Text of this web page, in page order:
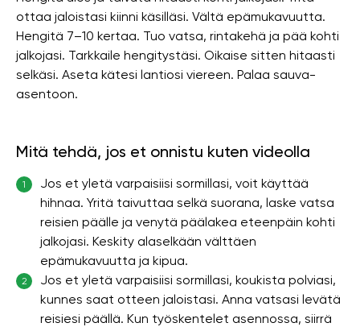
ottaa jaloistasi kiinni käsilläsi. Vältä epämukavuutta.
Hengitä 7–10 kertaa. Tuo vatsa, rintakehä ja pää kohti
jalkojasi. Tarkkaile hengitystäsi. Oikaise sitten hitaasti
selkäsi. Aseta kätesi lantiosi viereen. Palaa sauva-
asentoon.
Mitä tehdä, jos et onnistu kuten videolla
1
Jos et yletä varpaisiisi sormillasi, voit käyttää
hihnaa. Yritä taivuttaa selkä suorana, laske vatsa
reisien päälle ja venytä päälakea eteenpäin kohti
jalkojasi. Keskity alaselkään välttäen
epämukavuutta ja kipua.
2
Jos et yletä varpaisiisi sormillasi, koukista polviasi,
kunnes saat otteen jaloistasi. Anna vatsasi levätä
reisiesi päällä. Kun työskentelet asennossa, siirrä